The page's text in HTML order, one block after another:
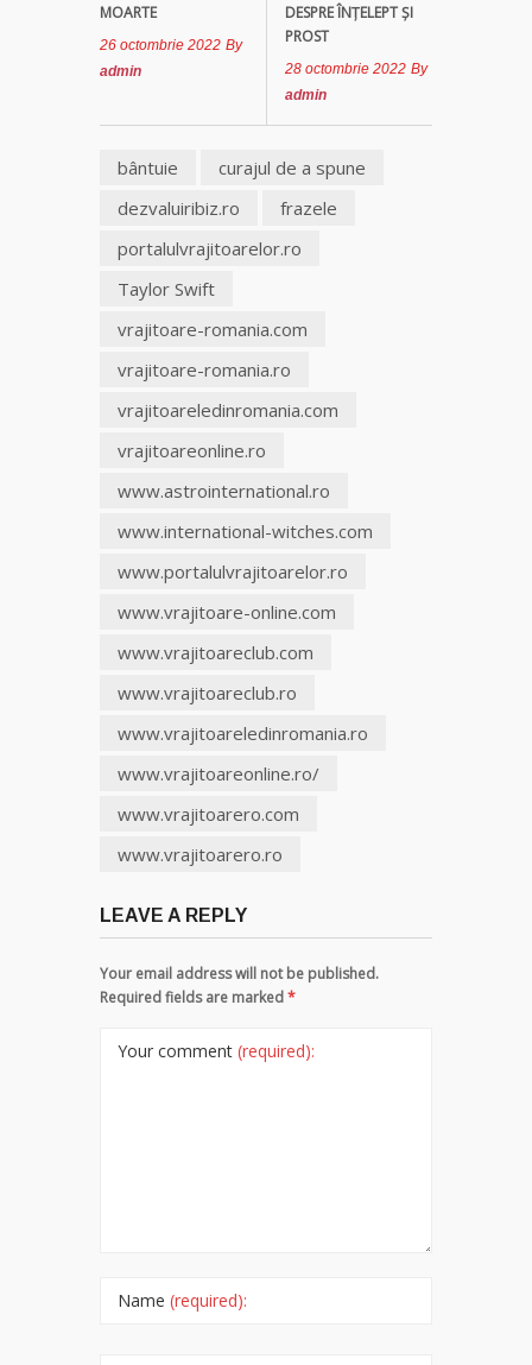
Somerda
Vrăjitoarea
MOARTE
26 octombrie 2022 By
admin
DESPRE ÎNŢELEPT ŞI
PROST
28 octombrie 2022 By
admin
bântuie
curajul de a spune
dezvaluiribiz.ro
frazele
portalulvrajitoarelor.ro
Taylor Swift
vrajitoare-romania.com
vrajitoare-romania.ro
vrajitoareledinromania.com
vrajitoareonline.ro
www.astrointernational.ro
www.international-witches.com
www.portalulvrajitoarelor.ro
www.vrajitoare-online.com
www.vrajitoareclub.com
www.vrajitoareclub.ro
www.vrajitoareledinromania.ro
www.vrajitoareonline.ro/
www.vrajitoarero.com
www.vrajitoarero.ro
LEAVE A REPLY
Your email address will not be published.
Required fields are marked*
Your comment (required):
Name (required):